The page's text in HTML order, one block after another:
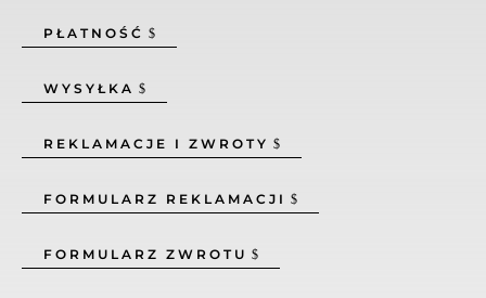
PŁATNOŚĆ
WYSYŁKA
REKLAMACJE I ZWROTY
FORMULARZ REKLAMACJI
FORMULARZ ZWROTU